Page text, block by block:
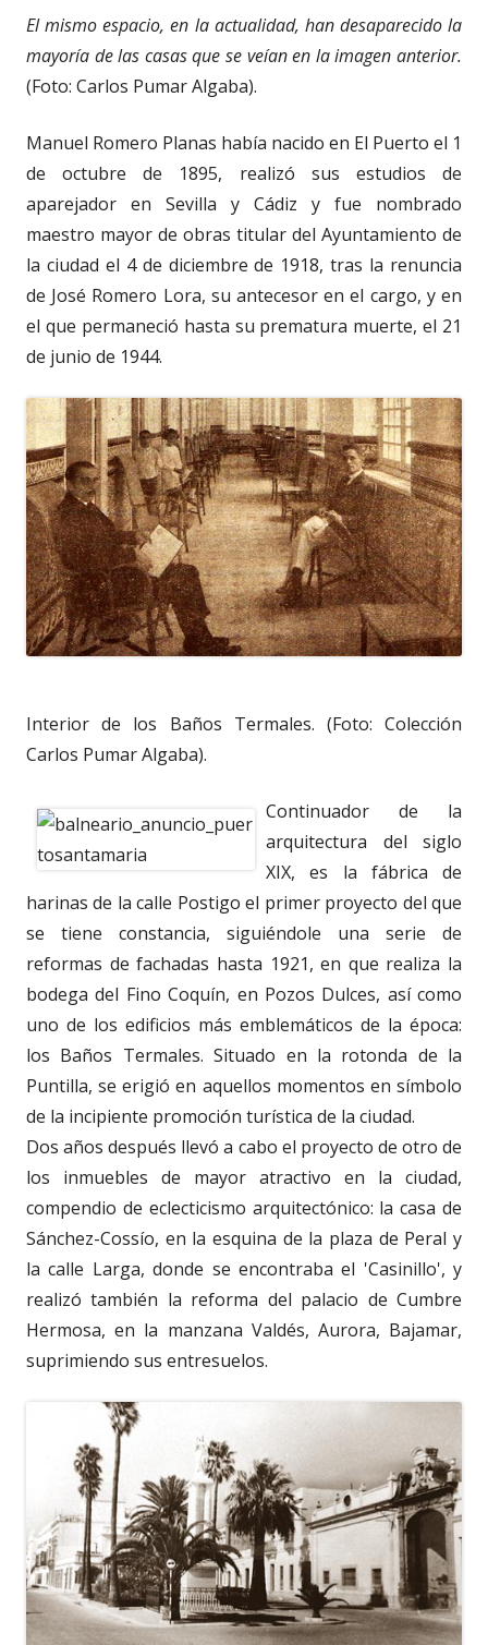
El mismo espacio, en la actualidad, han desaparecido la
mayoría de las casas que se veían en la imagen anterior.
(Foto: Carlos Pumar Algaba).
Manuel Romero Planas había nacido en El Puerto el 1
de octubre de 1895, realizó sus estudios de
aparejador en Sevilla y Cádiz y fue nombrado
maestro mayor de obras titular del Ayuntamiento de
la ciudad el 4 de diciembre de 1918, tras la renuncia
de José Romero Lora, su antecesor en el cargo, y en
el que permaneció hasta su prematura muerte, el 21
de junio de 1944.
Interior de los Baños Termales. (Foto: Colección
Carlos Pumar Algaba).
Continuador de la
arquitectura del siglo
XIX, es la fábrica de
harinas de la calle Postigo el primer proyecto del que
se tiene constancia, siguiéndole una serie de
reformas de fachadas hasta 1921, en que realiza la
bodega del Fino Coquín, en Pozos Dulces, así como
uno de los edificios más emblemáticos de la época:
los Baños Termales. Situado en la rotonda de la
Puntilla, se erigió en aquellos momentos en símbolo
de la incipiente promoción turística de la ciudad.
Dos años después llevó a cabo el proyecto de otro de
los inmuebles de mayor atractivo en la ciudad,
compendio de eclecticismo arquitectónico: la casa de
Sánchez-Cossío, en la esquina de la plaza de Peral y
la calle Larga, donde se encontraba el 'Casinillo', y
realizó también la reforma del palacio de Cumbre
Hermosa, en la manzana Valdés, Aurora, Bajamar,
suprimiendo sus entresuelos.